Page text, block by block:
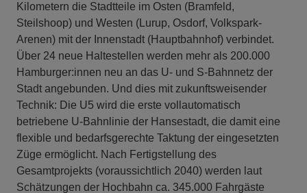
Kilometern die Stadtteile im Osten (Bramfeld,
Steilshoop) und Westen (Lurup, Osdorf, Volkspark-
Arenen) mit der Innenstadt (Hauptbahnhof) verbindet.
Über 24 neue Haltestellen werden mehr als 200.000
Hamburger:innen neu an das U- und S-Bahnnetz der
Stadt angebunden. Und dies mit zukunftsweisender
Technik: Die U5 wird die erste vollautomatisch
betriebene U-Bahnlinie der Hansestadt, die damit eine
flexible und bedarfsgerechte Taktung der eingesetzten
Züge ermöglicht. Nach Fertigstellung des
Gesamtprojekts (voraussichtlich 2040) werden laut
Schätzungen der Hochbahn ca. 345.000 Fahrgäste